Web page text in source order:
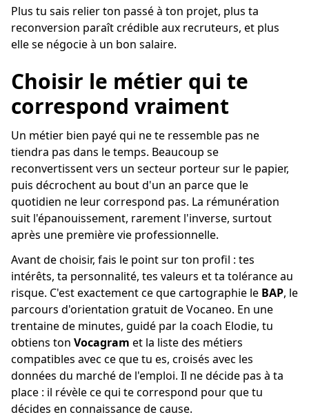
Plus tu sais relier ton passé à ton projet, plus ta
reconversion paraît crédible aux recruteurs, et plus
elle se négocie à un bon salaire.
Choisir le métier qui te
correspond vraiment
Un métier bien payé qui ne te ressemble pas ne
tiendra pas dans le temps. Beaucoup se
reconvertissent vers un secteur porteur sur le papier,
puis décrochent au bout d'un an parce que le
quotidien ne leur correspond pas. La rémunération
suit l'épanouissement, rarement l'inverse, surtout
après une première vie professionnelle.
Avant de choisir, fais le point sur ton profil : tes
intérêts, ta personnalité, tes valeurs et ta tolérance au
risque. C'est exactement ce que cartographie le BAP, le
parcours d'orientation gratuit de Vocaneo. En une
trentaine de minutes, guidé par la coach Elodie, tu
obtiens ton Vocagram et la liste des métiers
compatibles avec ce que tu es, croisés avec les
données du marché de l'emploi. Il ne décide pas à ta
place : il révèle ce qui te correspond pour que tu
décides en connaissance de cause.